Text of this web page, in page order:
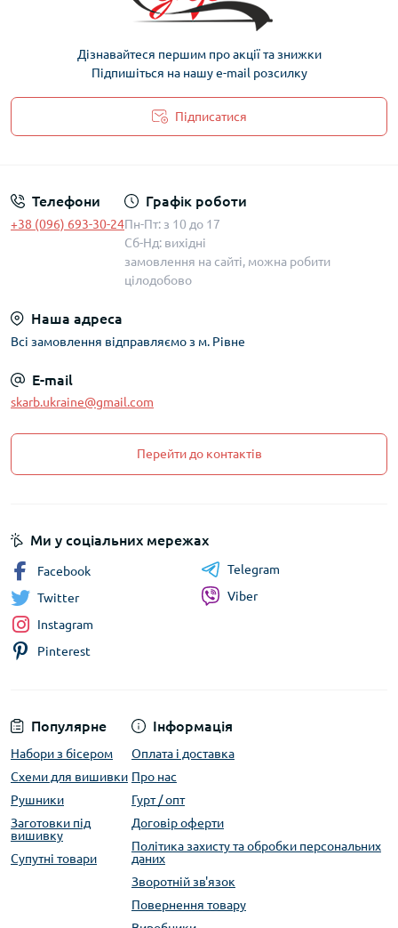
Дізнавайтеся першим про акції та знижки
Підпишіться на нашу e-mail розсилку
Підписатися
Телефони
+38 (096) 693-30-24
Графік роботи
Пн-Пт: з 10 до 17
Сб-Нд: вихідні
замовлення на сайті, можна робити
цілодобово
Наша адреса
Всі замовлення відправляємо з м. Рівне
E-mail
skarb.ukraine@gmail.com
Перейти до контактів
Популярне
Набори з бісером
Схеми для вишивки
Рушники
Заготовки під
вишивку
Супутні товари
Інформація
Оплата і доставка
Про нас
Гурт / опт
Договір оферти
Політика захисту та обробки персональних
даних
Зворотній зв'язок
Повернення товару
Ми у соціальних мережах
Facebook
Twitter
Instagram
Pinterest
Telegram
Viber